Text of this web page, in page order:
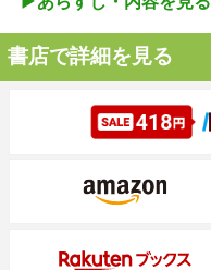
書店で詳細を見る